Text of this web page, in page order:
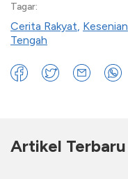
Tagar:
Cerita Rakyat, Kesenian
Tengah
Artikel Terbaru